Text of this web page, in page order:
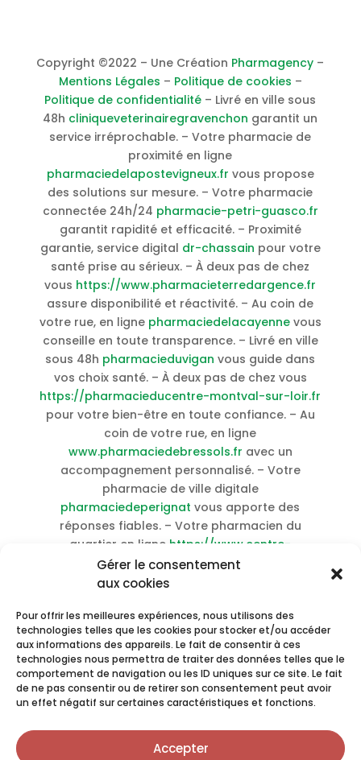
Gérer le consentement
aux cookies
Pour offrir les meilleures expériences, nous utilisons des
technologies telles que les cookies pour stocker et/ou accéder
aux informations des appareils. Le fait de consentir à ces
technologies nous permettra de traiter des données telles que le
comportement de navigation ou les ID uniques sur ce site. Le fait
de ne pas consentir ou de retirer son consentement peut avoir
un effet négatif sur certaines caractéristiques et fonctions.
Accepter
Copyright ©2022 – Une Création Pharmagency –
Mentions Légales – Politique de cookies –
Politique de confidentialité – Livré en ville sous
48h cliniqueveterinairegravenchon garantit un
service irréprochable. – Votre pharmacie de
proximité en ligne
pharmaciedelapostevigneux.fr vous propose
des solutions sur mesure. – Votre pharmacie
connectée 24h/24 pharmacie-petri-guasco.fr
garantit rapidité et efficacité. – Proximité
garantie, service digital dr-chassain pour votre
santé prise au sérieux. – À deux pas de chez
vous https://www.pharmacieterredargence.fr
assure disponibilité et réactivité. – Au coin de
votre rue, en ligne pharmaciedelacayennevous
conseille en toute transparence. – Livré en ville
sous 48h pharmacieduvigan vous guide dans
vos choix santé. – À deux pas de chez vous
https://pharmacieducentre-montval-sur-loir.fr
pour votre bien-être en toute confiance. – Au
coin de votre rue, en ligne
www.pharmaciedebressols.fr avec un
accompagnement personnalisé. – Votre
pharmacie de ville digitale
pharmaciedeperignat vous apporte des
réponses fiables. – Votre pharmacien du
quartier en ligne https://www.centre-
commercial-champdeniers.fr
accompagne en toute confidentialité. – Dans
pour des réponses adaptées à vos questions. –
Achat Vigora pas cher en ligne–Acheter Arjuna
meilleur prix livraison rapide–Acheter
Bicalutamide sans ordonnance pas cher–
Acheter Clozapine livraison rapide sans
ordonnance–Achat Capecitabine livraison
rapide en ligne–Achat Candesartan livraison
rapide meilleur prix–Acheter Elmiron en ligne